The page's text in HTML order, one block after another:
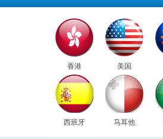
香港 美国
西班牙 马耳他